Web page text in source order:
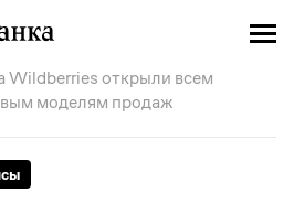
Wildberries открыли всем
моделям продаж